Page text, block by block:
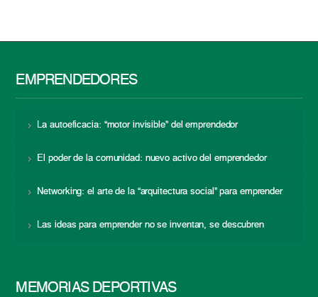
EMPRENDEDORES
La autoeficacia: “motor invisible” del emprendedor
El poder de la comunidad: nuevo activo del emprendedor
Networking: el arte de la “arquitectura social” para emprender
Las ideas para emprender no se inventan, se descubren
MEMORIAS DEPORTIVAS